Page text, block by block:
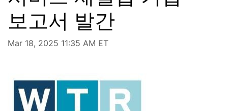
보고서 발간
Mar 18, 2025 11:35 AM ET